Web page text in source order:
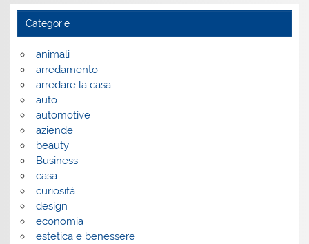
Categorie
animali
arredamento
arredare la casa
auto
automotive
aziende
beauty
Business
casa
curiosità
design
economia
estetica e benessere